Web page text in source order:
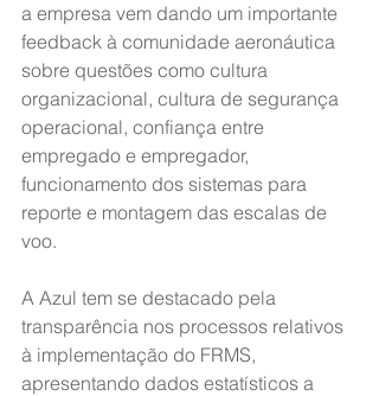
a empresa vem dando um importante
feedback à comunidade aeronáutica
sobre questões como cultura
organizacional, cultura de segurança
operacional, confiança entre
empregado e empregador,
funcionamento dos sistemas para
reporte e montagem das escalas de
voo.
A Azul tem se destacado pela
transparência nos processos relativos
à implementação do FRMS,
apresentando dados estatísticos a